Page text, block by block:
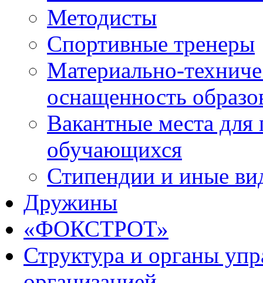
Методисты
Спортивные тренеры
Материально-
оснащенность
Вакантные места для
обучающихся
Стипендии и иные
Дружины
«ФОКСТРОТ»
Структура и органы